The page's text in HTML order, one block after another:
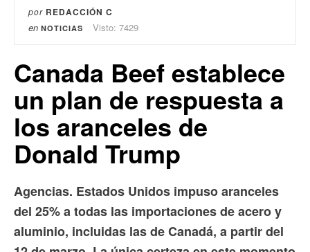
por REDACCIÓN C
en NOTICIAS Visto: 7429
Canada Beef establece
un plan de respuesta a
los aranceles de
Donald Trump
Agencias. Estados Unidos impuso aranceles
del 25% a todas las importaciones de acero y
aluminio, incluidas las de Canadá, a partir del